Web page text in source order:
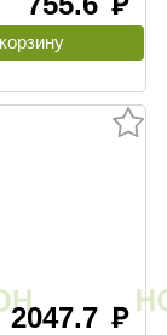
руб
2047.7 руб